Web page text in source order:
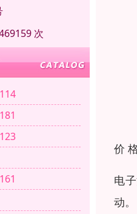
次
114
181
123
161
价
电
动。